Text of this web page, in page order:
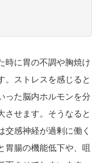
時に胃の不調や胸焼け
。ストレスを感じると
った脳内ホルモンを分
させます。そうなると
交感神経が過剰に働く
胃腸の機能低下や、咀